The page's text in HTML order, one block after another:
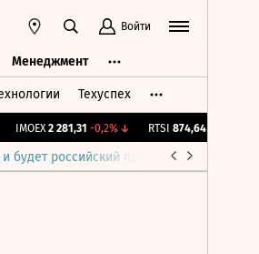
Войти
Менеджмент
Техуспех
IMOEX 2 281,31 -0,2%↓ RTSI 874,64 -1,12%
будет российский парламент